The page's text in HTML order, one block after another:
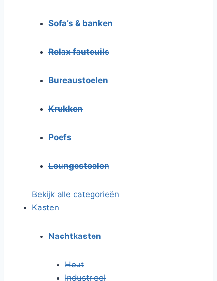
Sofa’s & banken
Relax fauteuils
Bureaustoelen
Krukken
Poefs
Loungestoelen
Bekijk alle categorieën
Kasten
Nachtkasten
Hout
Industrieel